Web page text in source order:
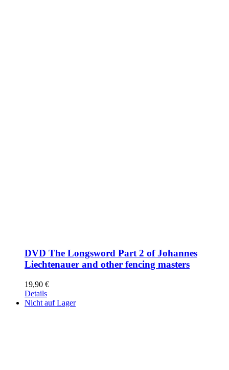
DVD The Longsword Part 2 of Johannes
Liechtenauer and other fencing masters
19,90 €
Details
Nicht auf Lager